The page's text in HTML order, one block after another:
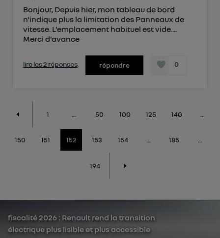
Bonjour, Depuis hier, mon tableau de bord
n'indique plus la limitation des Panneaux de
vitesse. L'emplacement habituel est vide....
Merci d'avance
lire les 2 réponses répondre 0
1 50 100 125 140
150 151 152 153 154 185
194
fiscalité 2026 : Renault rend la transition
électrique plus lisible et plus accessible